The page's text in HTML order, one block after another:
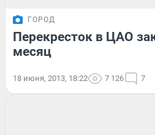
ГОРОД
Перекресток в ЦАО
месяц
18 июня, 2013, 18:22 7 126 7